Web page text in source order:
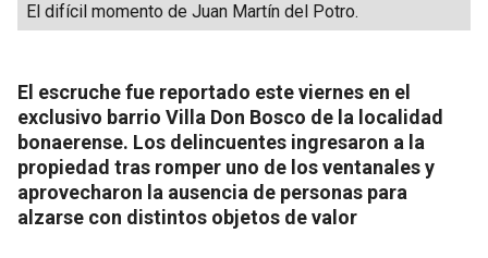
El difícil momento de Juan Martín del Potro.
El escruche fue reportado este viernes en el
exclusivo barrio Villa Don Bosco de la localidad
bonaerense. Los delincuentes ingresaron a la
propiedad tras romper uno de los ventanales y
aprovecharon la ausencia de personas para
alzarse con distintos objetos de valor